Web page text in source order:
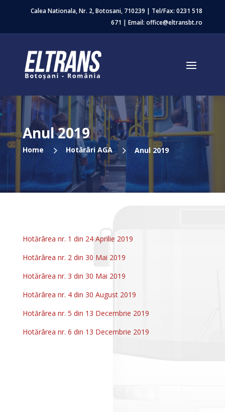
Calea Nationala, Nr. 2, Botosani, 710239 | Tel/Fax:0231 518
671 | Email: office@eltransbt.ro
Anul 2019
Home 5 Hotărâri AGA 5 Anul 2019
Hotărârea nr. 1 din 24 Aprilie 2019
Hotărârea nr. 2 din 30 Mai 2019
Hotărârea nr. 3 din 30 Mai 2019
Hotărârea nr. 4 din 30 August 2019
Hotărârea nr. 5 din 13 Decembrie 2019
Hotărârea nr. 6 din 13 Decembrie 2019